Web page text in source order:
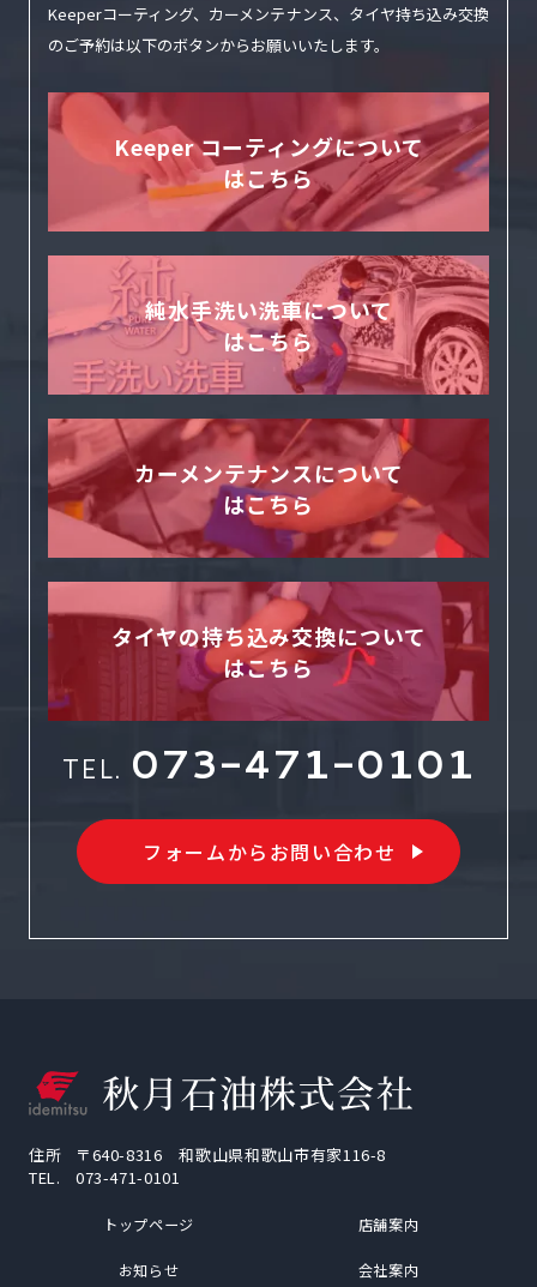
Keeperコーティング、カーメンテナンス、タイヤ持ち込み交換
のご予約は以下のボタンからお願いいたします。
Keeper コーティングについて
はこちら
純水手洗い洗車について
はこちら
カーメンテナンスについて
はこちら
タイヤの持ち込み交換について
はこちら
TEL. 073-471-0101
フォームからお問い合わせ
住所
〒640-8316 和歌山県和歌山市有家116-8
TEL.
073-471-0101
トップページ 店舗案内
お知らせ 会社案内